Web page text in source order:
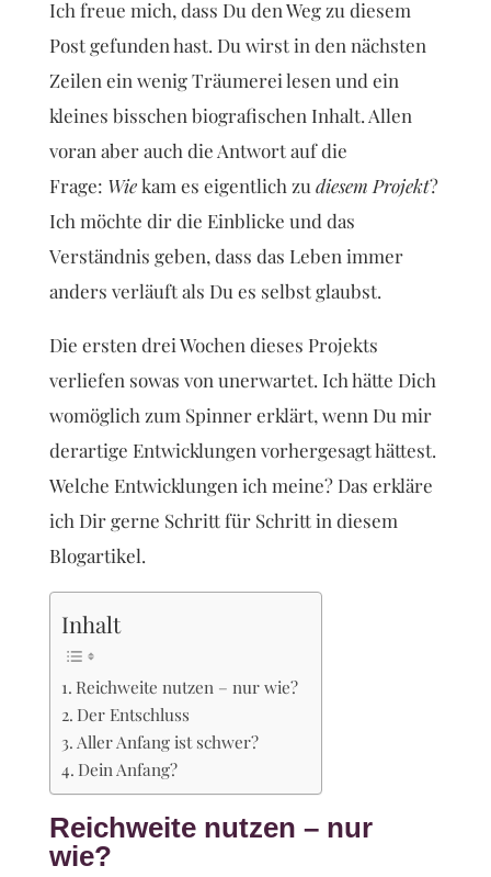
Ich freue mich, dass Du den Weg zu diesem
Post gefunden hast. Du wirst in den nächsten
Zeilen ein wenig Träumerei lesen und ein
kleines bisschen biografischen Inhalt. Allen
voran aber auch die Antwort auf die
Frage: Wiekam es eigentlich zu diesem Projekt?
Ich möchte dir die Einblicke und das
Verständnis geben, dass das Leben immer
anders verläuft als Du es selbst glaubst.
Die ersten drei Wochen dieses Projekts
verliefen sowas von unerwartet. Ich hätte Dich
womöglich zum Spinner erklärt, wenn Du mir
derartige Entwicklungen vorhergesagt hättest.
Welche Entwicklungen ich meine? Das erkläre
ich Dir gerne Schritt für Schritt in diesem
Blogartikel.
Inhalt
Reichweite nutzen – nur wie?
Der Entschluss
Aller Anfang ist schwer?
Dein Anfang?
Reichweite nutzen – nur
wie?